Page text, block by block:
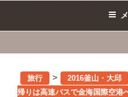
旅行 > 2016釜山・大邱
帰りは高速バスで金海国際空港